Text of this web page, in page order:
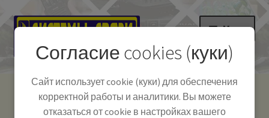
Перейти
навигации
Перейти
содержимому
Меню
Согласие cookies (куки)
Сайт использует cookie (куки) для обеспечения
корректной работы и аналитики. Вы можете
отказаться от cookie в настройках вашего